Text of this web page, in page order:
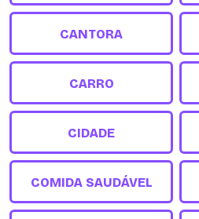
CANTORA
CARRO
CIDADE
COMIDA SAUDÁVEL